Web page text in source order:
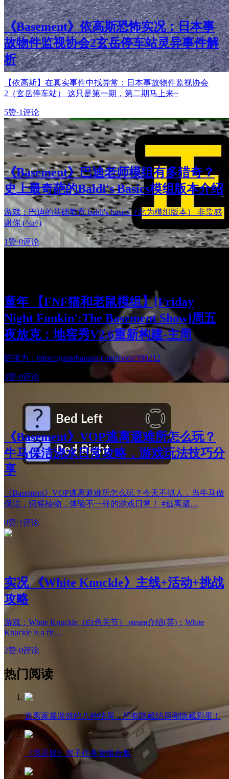
《Basement》依高斯恐怖实况：日本事
故物件监视协会2玄岳停车站灵异事件解
析
【依高斯】在真实事件中找异常：日本事故物件监视协会
2（玄岳停车站） 这只是第一期，第二期马上来~
5赞·1评论
《Basement》巴迪老师模组有多猎奇？
史上最奇葩的Baldi's Basics模组版本介绍
游戏：巴迪的基础教育 baldi's basics（此为模组版本） 非常感
谢你 (^ω^)
1赞·0评论
童年 【FNF猫和老鼠模组】[Friday
Night Funkin':The Basement Show]周五
夜放克：地窖秀V2.6重新构建-主周
链接为：https://gamebanana.com/mods/390212
3赞·0评论
《Basement》VOP逃离避难所怎么玩？
牛马保洁浇水日常攻略，游戏玩法技巧分
享
《Basement》VOP逃离避难所怎么玩？今天不抓人，当牛马做
保洁，伺候植物，体验不一样的游戏日常！ #逃离避…
0赞·1评论
实况 《White Knuckle》主线+活动+挑战
攻略
游戏：White Knuckle（白色关节） steam介绍(英)：White
Knuckle is a fir…
2赞·0评论
热门阅读
逃离家暴游戏的八种结局，所有隐藏结局和隐藏彩蛋！
《我是猫》房子任务攻略合集